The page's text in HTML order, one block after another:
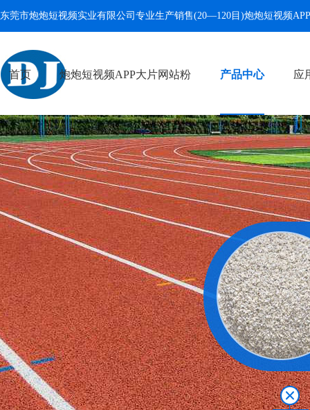
东莞市炮炮短视频实业有限公司专业生产销售(20—120目)炮炮短视频
首页 炮炮短视频APP大片网站粉 产品中心 应